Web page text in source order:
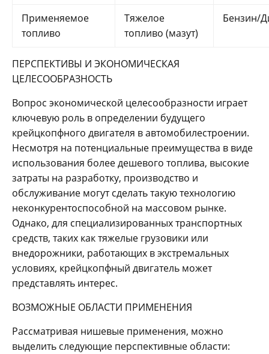
Применяемое
топливо
Тяжелое
топливо (мазут)
Бензин/
ПЕРСПЕКТИВЫ И ЭКОНОМИЧЕСКАЯ
ЦЕЛЕСООБРАЗНОСТЬ
Вопрос экономической целесообразности играет
ключевую роль в определении будущего
крейцкопфного двигателя в автомобилестроении.
Несмотря на потенциальные преимущества в виде
использования более дешевого топлива, высокие
затраты на разработку, производство и
обслуживание могут сделать такую технологию
неконкурентоспособной на массовом рынке.
Однако, для специализированных транспортных
средств, таких как тяжелые грузовики или
внедорожники, работающих в экстремальных
условиях, крейцкопфный двигатель может
представлять интерес.
ВОЗМОЖНЫЕ ОБЛАСТИ ПРИМЕНЕНИЯ
Рассматривая нишевые применения, можно
выделить следующие перспективные области: